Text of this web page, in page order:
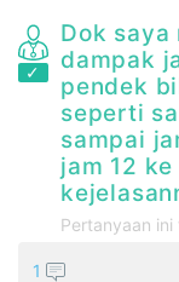
Dok saya
dampak
pendek
seperti
sampai
jam 12
Pertanyaan
1